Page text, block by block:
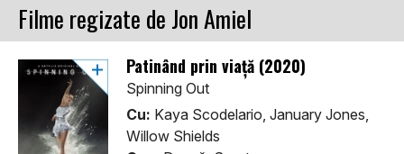
Filme regizate de Jon Amiel
Patinând prin viaţă (2020)
Spinning Out
Cu: Kaya Scodelario, January Jones,
Willow Shields